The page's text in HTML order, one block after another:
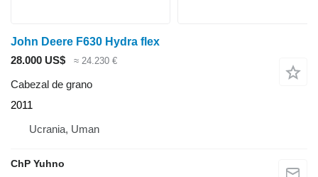
John Deere F630 Hydra flex
28.000 US$
≈ 24.230 €
Cabezal de grano
2011
Ucrania, Uman
ChP Yuhno